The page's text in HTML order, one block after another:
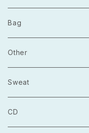
2021.03
2021.04
長袖
半袖
Bag
トートバッグ
巾着
マルシェバック
Other
Sticker
Badge
Sweat
CD